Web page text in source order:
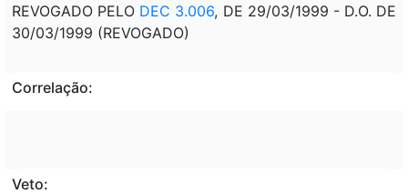
REVOGADO PELO DEC 3.006, DE 29/03/1999 - D.O. DE
30/03/1999 (REVOGADO)
Correlação:
Veto: